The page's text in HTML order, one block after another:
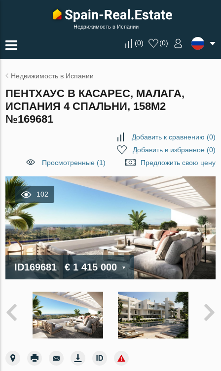
Недвижимость в Испании
(0) (0)
Недвижимость в Испании
ПЕНТХАУС В КАСАРЕС, МАЛАГА,
ИСПАНИЯ 4 СПАЛЬНИ, 158М2
№169681
Добавить к сравнению (0)
Добавить в избранное(0)
Просмотренные (1)
Предложить свою цену
102
ID169681 € 1 415 000